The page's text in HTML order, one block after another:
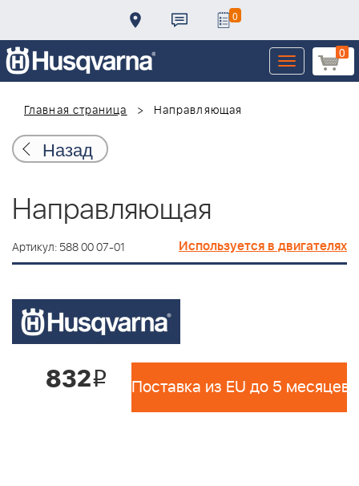
0
0
Toggle
navigation
Главная страница
Направляющая
Назад
Направляющая
Артикул: 588 00 07-01 Используется в двигателях
832i Поставка из EU до 5 месяцев